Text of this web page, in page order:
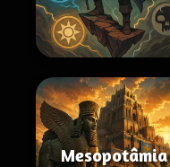
Mesopotâmia